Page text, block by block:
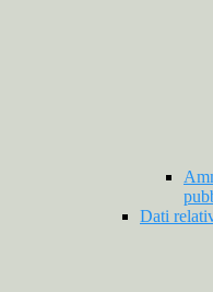
Dati